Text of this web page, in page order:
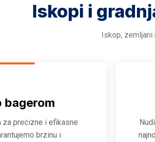
Iskopi i
Iskop, zemljani
bagerom
za precizne i efikasne
brzinu i